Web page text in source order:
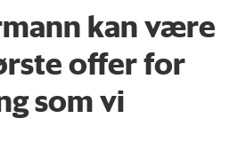
kan være
offer for
som vi